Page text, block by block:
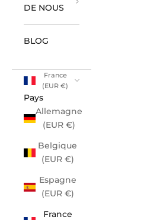
DE NOUS
BLOG
France
(EUR €)
Pays
Allemagne
(EUR €)
Belgique
(EUR €)
Espagne
(EUR €)
France